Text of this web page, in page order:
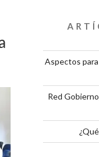
Aspectos
Red